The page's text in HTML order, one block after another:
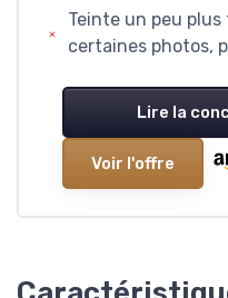
Teinte un peu
certaines photos,
Lire la
Voir l'offre